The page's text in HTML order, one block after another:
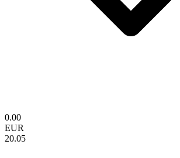
0.00
EUR
20.05